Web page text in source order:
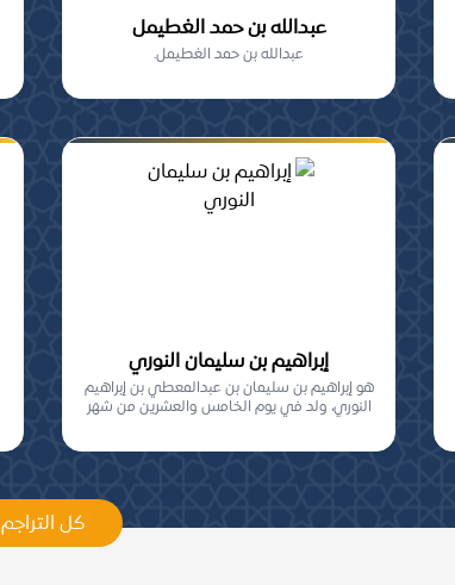
عبدالله بن حمد الغطيمل
عبدالله بن حمد الغطيمل.
إبراهيم بن سليمان النوري
هو إبراهيم بن سليمان بن عبدالمعطي بن إبراهيم
النوري، ولد في يوم الخامس والعشرين من شهر
كل التراجم